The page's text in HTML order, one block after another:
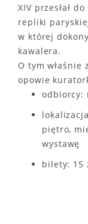
XIV przesłał
repliki
w której
kawalera.
O tym właśnie
opowie
odbiorcy:
piętro,
wystawę
bilety: 15